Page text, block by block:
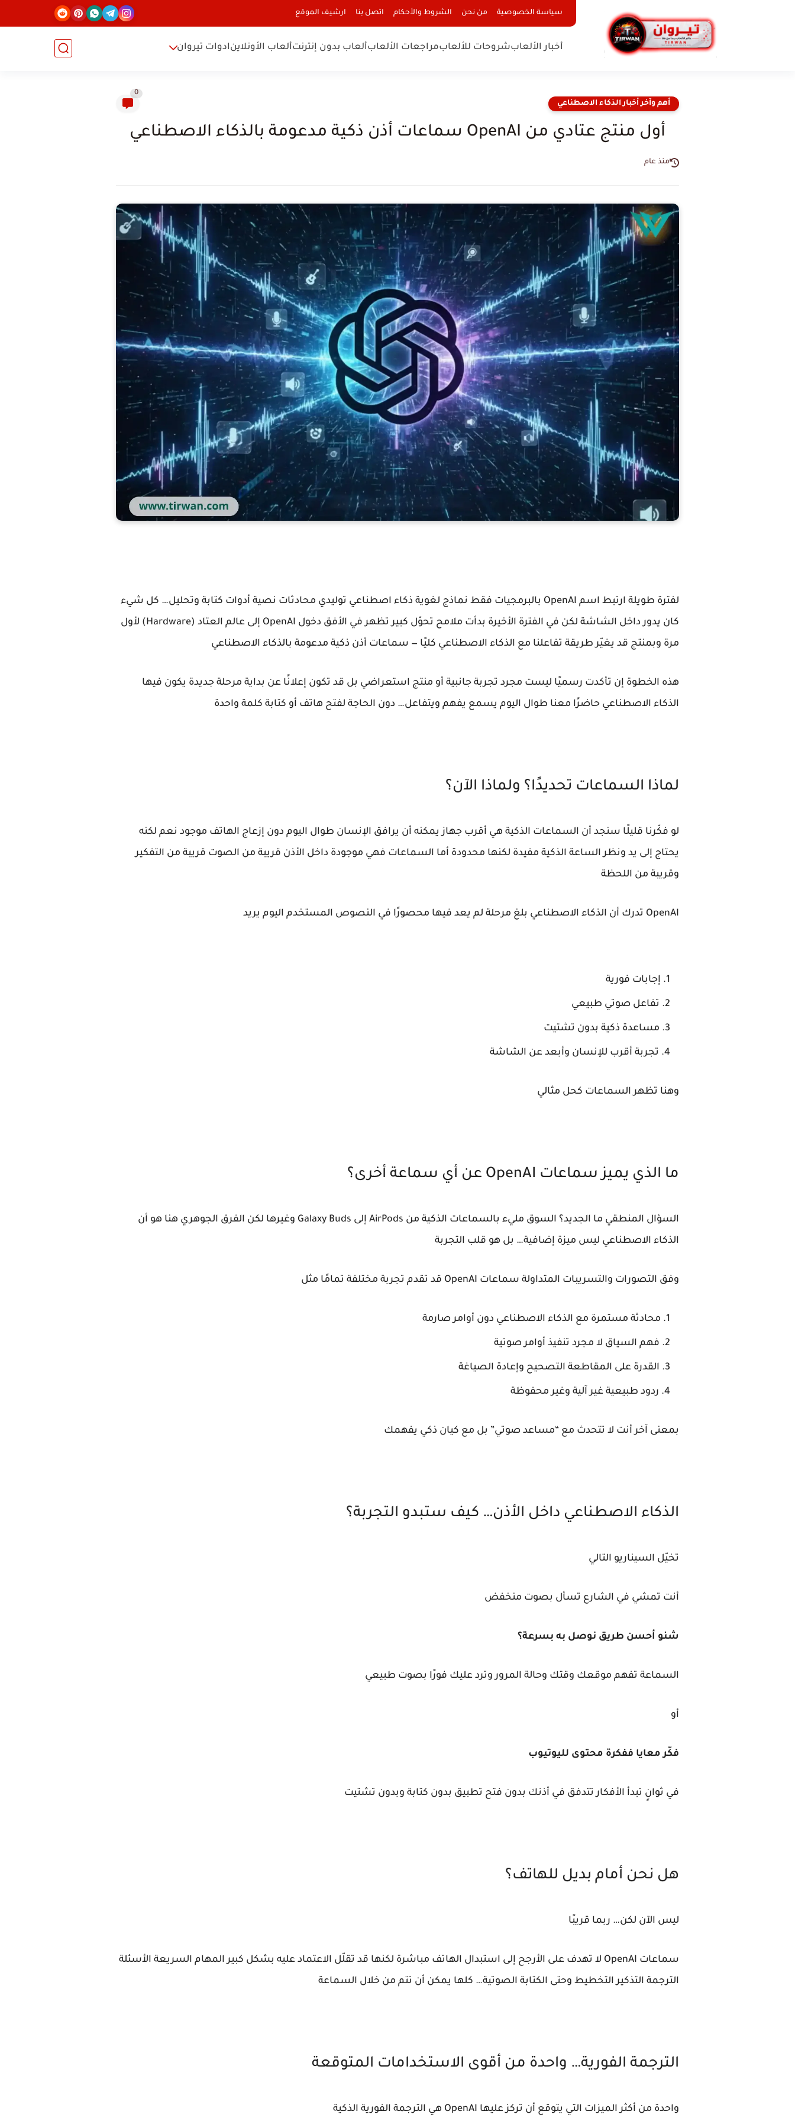
سياسة الخصوصية من نحن الشروط والأحكام اتصل بنا ارشيف الموقع
أخبار الألعابشروحات للألعابمراجعات الألعابألعاب بدون إنترنتألعاب الأونلاينادوات تيروان
أهم وآخر أخبار الذكاء الاصطناعي
0
أول منتج عتادي من OpenAI سماعات أذن ذكية مدعومة بالذكاء الاصطناعي
منذ عام
لفترة طويلة ارتبط اسم OpenAI بالبرمجيات فقط نماذج لغوية ذكاء اصطناعي توليدي محادثات نصية أدوات كتابة وتحليل… كل شيء
كان يدور داخل الشاشة لكن في الفترة الأخيرة بدأت ملامح تحوّل كبير تظهر في الأفق دخول OpenAI إلى عالم العتاد (Hardware) لأول
مرة وبمنتج قد يغيّر طريقة تفاعلنا مع الذكاء الاصطناعي كليًا — سماعات أذن ذكية مدعومة بالذكاء الاصطناعي
هذه الخطوة إن تأكدت رسميًا ليست مجرد تجربة جانبية أو منتج استعراضي بل قد تكون إعلانًا عن بداية مرحلة جديدة يكون فيها
الذكاء الاصطناعي حاضرًا معنا طوال اليوم يسمع يفهم ويتفاعل… دون الحاجة لفتح هاتف أو كتابة كلمة واحدة
لماذا السماعات تحديدًا؟ ولماذا الآن؟
لو فكّرنا قليلًا سنجد أن السماعات الذكية هي أقرب جهاز يمكنه أن يرافق الإنسان طوال اليوم دون إزعاج الهاتف موجود نعم لكنه
يحتاج إلى يد ونظر الساعة الذكية مفيدة لكنها محدودة أما السماعات فهي موجودة داخل الأذن قريبة من الصوت قريبة من التفكير
وقريبة من اللحظة
OpenAI تدرك أن الذكاء الاصطناعي بلغ مرحلة لم يعد فيها محصورًا في النصوص المستخدم اليوم يريد
إجابات فورية
تفاعل صوتي طبيعي
مساعدة ذكية بدون تشتيت
تجربة أقرب للإنسان وأبعد عن الشاشة
وهنا تظهر السماعات كحل مثالي
ما الذي يميز سماعات OpenAI عن أي سماعة أخرى؟
السؤال المنطقي ما الجديد؟ السوق مليء بالسماعات الذكية من AirPods إلى Galaxy Buds وغيرها لكن الفرق الجوهري هنا هو أن
الذكاء الاصطناعي ليس ميزة إضافية… بل هو قلب التجربة
وفق التصورات والتسريبات المتداولة سماعات OpenAI قد تقدم تجربة مختلفة تمامًا مثل
محادثة مستمرة مع الذكاء الاصطناعي دون أوامر صارمة
فهم السياق لا مجرد تنفيذ أوامر صوتية
القدرة على المقاطعة التصحيح وإعادة الصياغة
ردود طبيعية غير آلية وغير محفوظة
بمعنى آخر أنت لا تتحدث مع “مساعد صوتي” بل مع كيان ذكي يفهمك
الذكاء الاصطناعي داخل الأذن… كيف ستبدو التجربة؟
تخيّل السيناريو التالي
أنت تمشي في الشارع تسأل بصوت منخفض
شنو أحسن طريق نوصل به بسرعة؟
السماعة تفهم موقعك وقتك وحالة المرور وترد عليك فورًا بصوت طبيعي
أو
فكّر معايا ففكرة محتوى لليوتيوب
في ثوانٍ تبدأ الأفكار تتدفق في أذنك بدون فتح تطبيق بدون كتابة وبدون تشتيت
هل نحن أمام بديل للهاتف؟
ليس الآن لكن… ربما قريبًا
سماعات OpenAI لا تهدف على الأرجح إلى استبدال الهاتف مباشرة لكنها قد تقلّل الاعتماد عليه بشكل كبير المهام السريعة الأسئلة
الترجمة التذكير التخطيط وحتى الكتابة الصوتية… كلها يمكن أن تتم من خلال السماعة
الترجمة الفورية… واحدة من أقوى الاستخدامات المتوقعة
واحدة من أكثر الميزات التي يتوقع أن تركز عليها OpenAI هي الترجمة الفورية الذكية